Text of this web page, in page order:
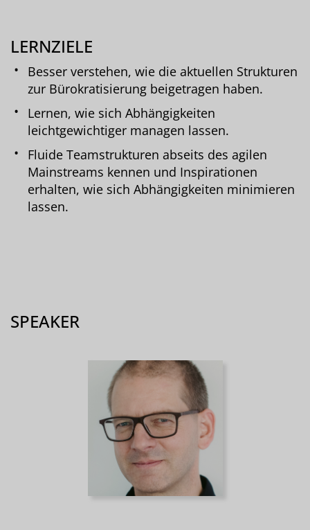
LERNZIELE
Besser verstehen, wie die aktuellen Strukturen
zur Bürokratisierung beigetragen haben.
Lernen, wie sich Abhängigkeiten
leichtgewichtiger managen lassen.
Fluide Teamstrukturen abseits des agilen
Mainstreams kennen und Inspirationen
erhalten, wie sich Abhängigkeiten minimieren
lassen.
SPEAKER